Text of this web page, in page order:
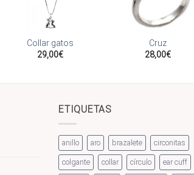
lista
Collar gatos
29,00€
Cruz
28,00€
ETIQUETAS
anillo aro brazalete circonitas
colgante collar círculo ear cuff